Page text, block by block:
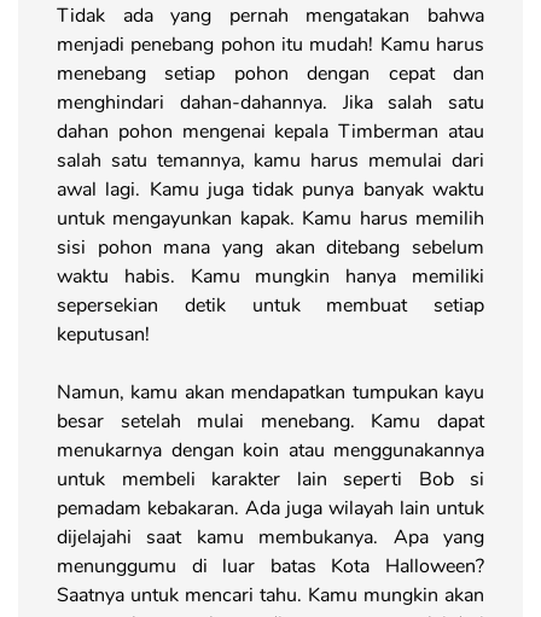
Tidak ada yang pernah mengatakan bahwa
menjadi penebang pohon itu mudah! Kamu harus
menebang setiap pohon dengan cepat dan
menghindari dahan-dahannya. Jika salah satu
dahan pohon mengenai kepala Timberman atau
salah satu temannya, kamu harus memulai dari
awal lagi. Kamu juga tidak punya banyak waktu
untuk mengayunkan kapak. Kamu harus memilih
sisi pohon mana yang akan ditebang sebelum
waktu habis. Kamu mungkin hanya memiliki
sepersekian detik untuk membuat setiap
keputusan!
Namun, kamu akan mendapatkan tumpukan kayu
besar setelah mulai menebang. Kamu dapat
menukarnya dengan koin atau menggunakannya
untuk membeli karakter lain seperti Bob si
pemadam kebakaran. Ada juga wilayah lain untuk
dijelajahi saat kamu membukanya. Apa yang
menunggumu di luar batas Kota Halloween?
Saatnya untuk mencari tahu. Kamu mungkin akan